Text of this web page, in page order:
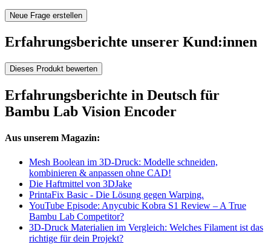
Neue Frage erstellen
Erfahrungsberichte unserer Kund:innen
Dieses Produkt bewerten
Erfahrungsberichte in Deutsch für
Bambu Lab Vision Encoder
Aus unserem Magazin:
Mesh Boolean im 3D-Druck: Modelle schneiden,
kombinieren & anpassen ohne CAD!
Die Haftmittel von 3DJake
PrintaFix Basic - Die Lösung gegen Warping.
YouTube Episode: Anycubic Kobra S1 Review – A True
Bambu Lab Competitor?
3D-Druck Materialien im Vergleich: Welches Filament ist das
richtige für dein Projekt?